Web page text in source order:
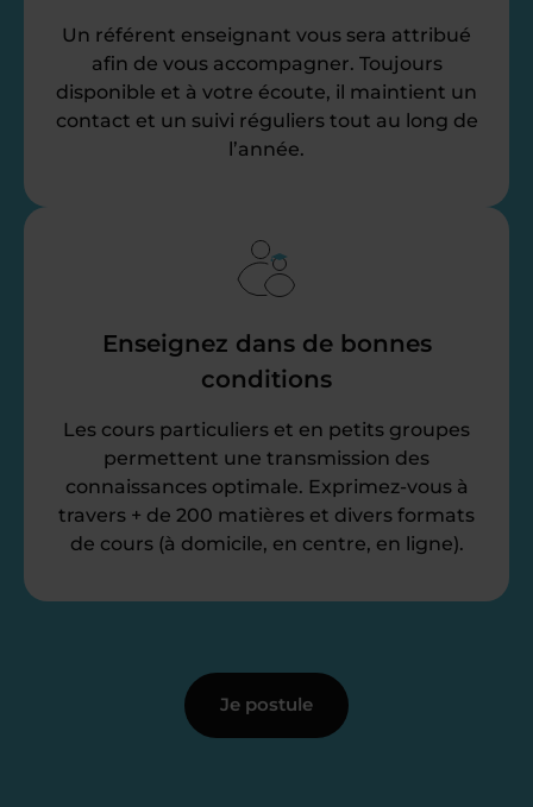
Un référent enseignant vous sera attribué
afin de vous accompagner. Toujours
disponible et à votre écoute, il maintient un
contact et un suivi réguliers tout au long de
l’année.
Enseignez dans de bonnes
conditions
Les cours particuliers et en petits groupes
permettent une transmission des
connaissances optimale. Exprimez-vous à
travers + de 200 matières et divers formats
de cours (à domicile, en centre, en ligne).
Je postule